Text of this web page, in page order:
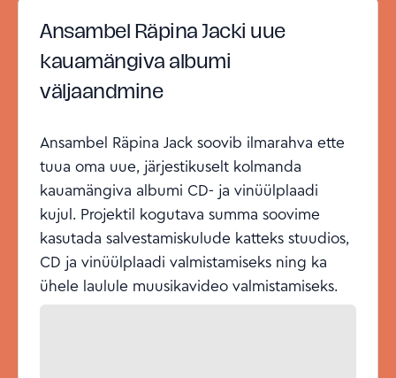
Ansambel Räpina Jacki uue
kauamängiva albumi
väljaandmine
Ansambel Räpina Jack soovib ilmarahva ette
tuua oma uue, järjestikuselt kolmanda
kauamängiva albumi CD- ja vinüülplaadi
kujul. Projektil kogutava summa soovime
kasutada salvestamiskulude katteks stuudios,
CD ja vinüülplaadi valmistamiseks ning ka
ühele laulule muusikavideo valmistamiseks.